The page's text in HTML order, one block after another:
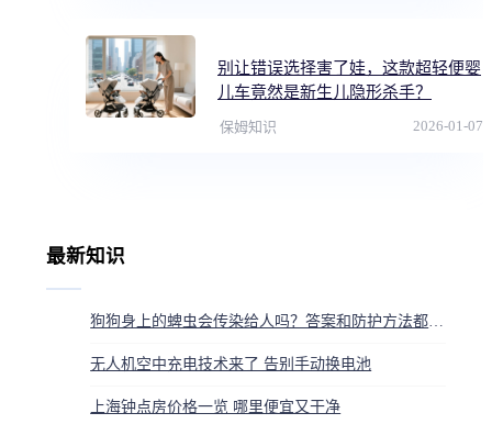
别让错误选择害了娃，这款超轻便婴
儿车竟然是新生儿隐形杀手？
保姆知识 2026-01-07
最新知识
无人机空中充电技术来了 告别手动换电池
上海钟点房价格一览 哪里便宜又干净